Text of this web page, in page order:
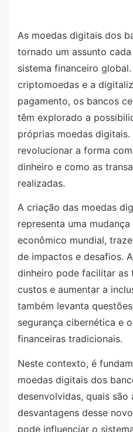
As moedas digitais dos
tornado um assunto
sistema financeiro
criptomoedas e a
pagamento, os bancos
têm explorado a
próprias moedas
revolucionar a forma
dinheiro e como as
realizadas.
A criação das moedas
representa uma
econômico mundial,
de impactos e desafios.
dinheiro pode facilitar as
custos e aumentar a
também levanta
segurança cibernética e
financeiras tradicionais.
Neste contexto, é
moedas digitais dos
desenvolvidas, quais
desvantagens desse
pode influenciar o